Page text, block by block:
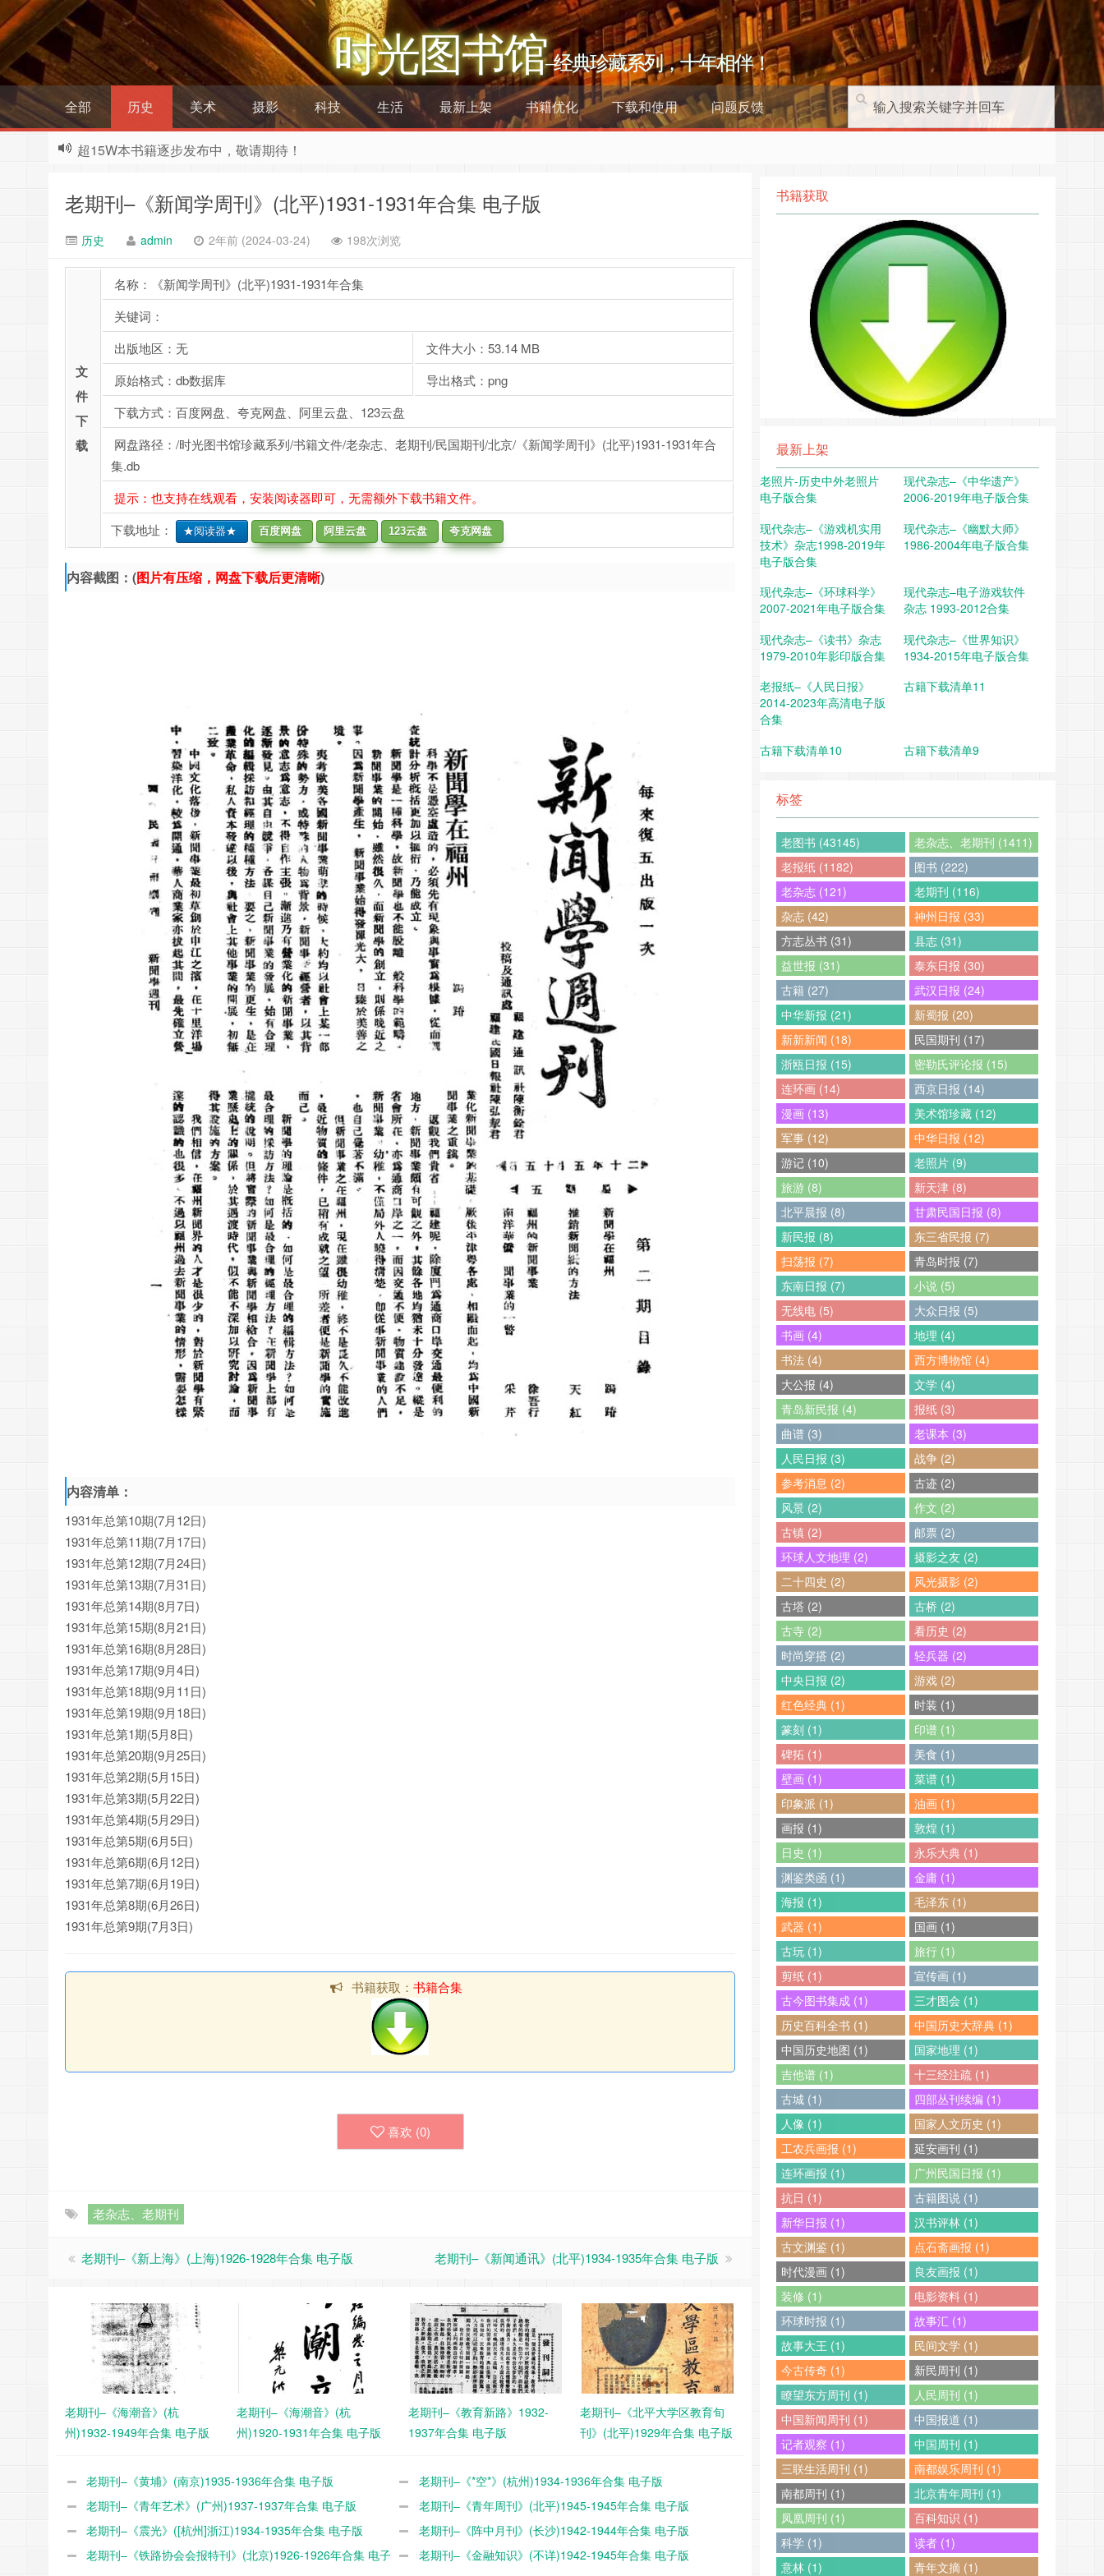
时光图书馆–经典珍藏系列，十年相伴！
全部 历史 美术 摄影 科技 生活 最新上架 书籍优化 下载和使用 问题反馈
超15W本书籍逐步发布中，敬请期待！
老期刊–《新闻学周刊》(北平)1931-1931年合集 电子版
历史 admin 2年前 (2024-03-24) 198次浏览
文
件
下
载
名称：《新闻学周刊》(北平)1931-1931年合集
关键词：
出版地区：无
文件大小：53.14 MB
原始格式：db数据库
导出格式：png
下载方式：百度网盘、夸克网盘、阿里云盘、123云盘
网盘路径：/时光图书馆珍藏系列/书籍文件/老杂志、老期刊/民国期刊/北京/《新闻学周刊》(北平)1931-1931年合
集.db
提示：也支持在线观看，安装阅读器即可，无需额外下载书籍文件。
下载地址：
★阅读器★ 百度网盘 阿里云盘 123云盘 夸克网盘
内容截图：(图片有压缩，网盘下载后更清晰)
内容清单：
1931年总第10期(7月12日)
1931年总第11期(7月17日)
1931年总第12期(7月24日)
1931年总第13期(7月31日)
1931年总第14期(8月7日)
1931年总第15期(8月21日)
1931年总第16期(8月28日)
1931年总第17期(9月4日)
1931年总第18期(9月11日)
1931年总第19期(9月18日)
1931年总第1期(5月8日)
1931年总第20期(9月25日)
1931年总第2期(5月15日)
1931年总第3期(5月22日)
1931年总第4期(5月29日)
1931年总第5期(6月5日)
1931年总第6期(6月12日)
1931年总第7期(6月19日)
1931年总第8期(6月26日)
1931年总第9期(7月3日)
书籍获取： 书籍合集
喜欢 (0)
老杂志、老期刊
老期刊–《新上海》(上海)1926-1928年合集 电子版 老期刊–《新闻通讯》(北平)1934-1935年合集 电子版
老期刊–《海潮音》(杭
州)1932-1949年合集 电子版
老期刊–《海潮音》(杭
州)1920-1931年合集 电子版
老期刊–《教育新路》1932-
1937年合集 电子版
老期刊–《北平大学区教育旬
刊》(北平)1929年合集 电子版
老期刊–《黄埔》(南京)1935-1936年合集 电子版
老期刊–《*空*》(杭州)1934-1936年合集 电子版
老期刊–《青年艺术》(广州)1937-1937年合集 电子版
老期刊–《青年周刊》(北平)1945-1945年合集 电子版
老期刊–《震光》([杭州]浙江)1934-1935年合集 电子版
老期刊–《阵中月刊》(长沙)1942-1944年合集 电子版
老期刊–《铁路协会会报特刊》(北京)1926-1926年合集 电子
老期刊–《金融知识》(不详)1942-1945年合集 电子版
书籍获取
最新上架
老照片-历史中外老照片
电子版合集
现代杂志–《中华遗产》
2006-2019年电子版合集
现代杂志–《游戏机实用
技术》杂志1998-2019年
电子版合集
现代杂志–《幽默大师》
1986-2004年电子版合集
现代杂志–《环球科学》
2007-2021年电子版合集
现代杂志–电子游戏软件
杂志 1993-2012合集
现代杂志–《读书》杂志
1979-2010年影印版合集
现代杂志–《世界知识》
1934-2015年电子版合集
老报纸–《人民日报》
2014-2023年高清电子版
合集
古籍下载清单11
古籍下载清单10 古籍下载清单9
标签
老图书 (43145)
老杂志、老期刊 (1411)
老报纸 (1182)
图书 (222)
老杂志 (121)
老期刊 (116)
杂志 (42)
神州日报 (33)
方志丛书 (31)
县志 (31)
益世报 (31)
泰东日报 (30)
古籍 (27)
武汉日报 (24)
中华新报 (21)
新蜀报 (20)
新新新闻 (18)
民国期刊 (17)
浙瓯日报 (15)
密勒氏评论报 (15)
连环画 (14)
西京日报 (14)
漫画 (13)
美术馆珍藏 (12)
军事 (12)
中华日报 (12)
游记 (10)
老照片 (9)
旅游 (8)
新天津 (8)
北平晨报 (8)
甘肃民国日报 (8)
新民报 (8)
东三省民报 (7)
扫荡报 (7)
青岛时报 (7)
东南日报 (7)
小说 (5)
无线电 (5)
大众日报 (5)
书画 (4)
地理 (4)
书法 (4)
西方博物馆 (4)
大公报 (4)
文学 (4)
青岛新民报 (4)
报纸 (3)
曲谱 (3)
老课本 (3)
人民日报 (3)
战争 (2)
参考消息 (2)
古迹 (2)
风景 (2)
作文 (2)
古镇 (2)
邮票 (2)
环球人文地理 (2)
摄影之友 (2)
二十四史 (2)
风光摄影 (2)
古塔 (2)
古桥 (2)
古寺 (2)
看历史 (2)
时尚穿搭 (2)
轻兵器 (2)
中央日报 (2)
游戏 (2)
红色经典 (1)
时装 (1)
篆刻 (1)
印谱 (1)
碑拓 (1)
美食 (1)
壁画 (1)
菜谱 (1)
印象派 (1)
油画 (1)
画报 (1)
敦煌 (1)
日史 (1)
永乐大典 (1)
渊鉴类函 (1)
金庸 (1)
海报 (1)
毛泽东 (1)
武器 (1)
国画 (1)
古玩 (1)
旅行 (1)
剪纸 (1)
宣传画 (1)
古今图书集成 (1)
三才图会 (1)
历史百科全书 (1)
中国历史大辞典 (1)
中国历史地图 (1)
国家地理 (1)
吉他谱 (1)
十三经注疏 (1)
古城 (1)
四部丛刊续编 (1)
人像 (1)
国家人文历史 (1)
工农兵画报 (1)
延安画刊 (1)
连环画报 (1)
广州民国日报 (1)
抗日 (1)
古籍图说 (1)
新华日报 (1)
汉书评林 (1)
古文渊鉴 (1)
点石斋画报 (1)
时代漫画 (1)
良友画报 (1)
装修 (1)
电影资料 (1)
环球时报 (1)
故事汇 (1)
故事大王 (1)
民间文学 (1)
今古传奇 (1)
新民周刊 (1)
瞭望东方周刊 (1)
人民周刊 (1)
中国新闻周刊 (1)
中国报道 (1)
记者观察 (1)
中国周刊 (1)
三联生活周刊 (1)
南都娱乐周刊 (1)
南都周刊 (1)
北京青年周刊 (1)
凤凰周刊 (1)
百科知识 (1)
科学 (1)
读者 (1)
意林 (1)
青年文摘 (1)